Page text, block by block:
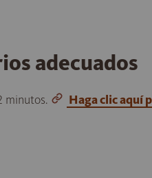
adecuados
minutos. Haga clic aquí